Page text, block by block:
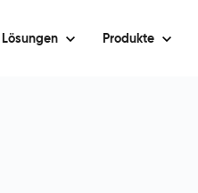
Lösungen Produkte